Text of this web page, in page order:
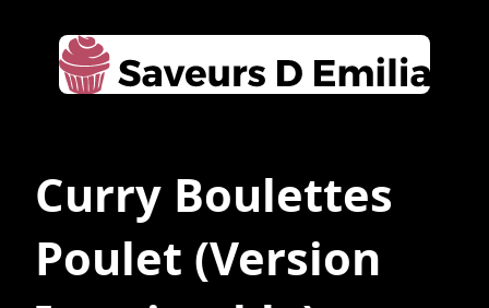
Curry Boulettes
Poulet (Version